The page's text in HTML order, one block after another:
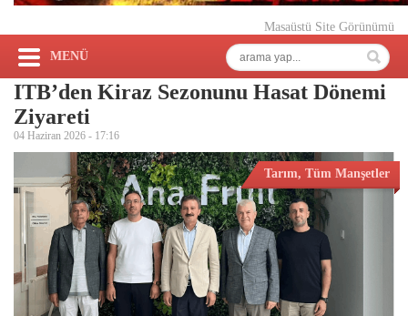
Masaüstü Site Görünümü
MENÜ
ITB’den Kiraz Sezonunu Hasat Dönemi
Ziyareti
04 Haziran 2026 - 17:16
Tarım, Tüm Manşetler